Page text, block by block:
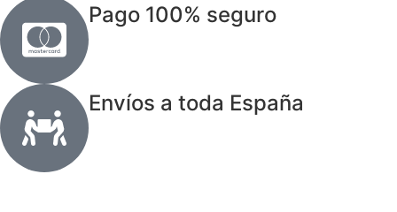
Pago 100% seguro
Envíos a toda España